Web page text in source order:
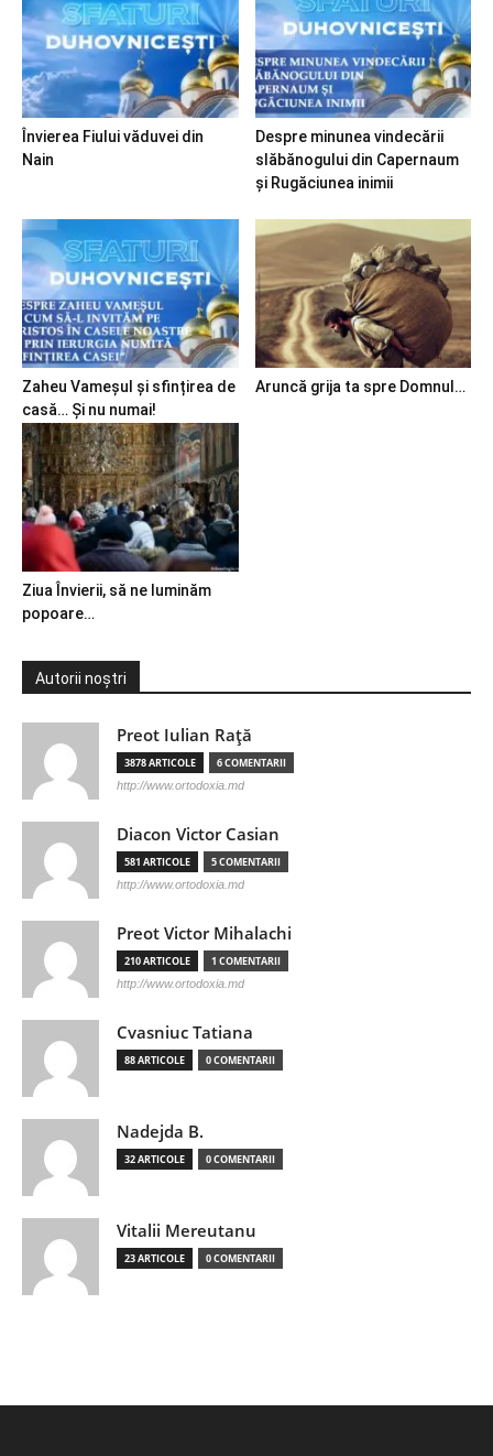
Învierea Fiului văduvei din
Nain
Despre minunea vindecării
slăbănogului din Capernaum
și Rugăciunea inimii
Zaheu Vameșul și sfințirea de
casă… Și nu numai!
Aruncă grija ta spre Domnul…
Ziua Învierii, să ne luminăm
popoare…
Autorii noștri
Preot Iulian Raţă
3878 ARTICOLE 6 COMENTARII
http://www.ortodoxia.md
Diacon Victor Casian
581 ARTICOLE 5 COMENTARII
http://www.ortodoxia.md
Preot Victor Mihalachi
210 ARTICOLE 1 COMENTARII
http://www.ortodoxia.md
Cvasniuc Tatiana
88 ARTICOLE 0 COMENTARII
Nadejda B.
32 ARTICOLE 0 COMENTARII
Vitalii Mereutanu
23 ARTICOLE 0 COMENTARII